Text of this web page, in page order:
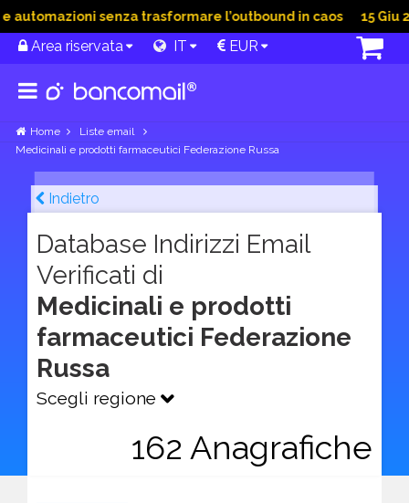
senza trasformare l’outbound in caos 15 Giu
Area riservata IT EUR
Home
Liste email
Medicinali e prodotti farmaceutici Federazione Russa
Indietro
Database Indirizzi Email
Verificati di
Medicinali e prodotti
farmaceutici Federazione
Russa
Scegli regione
162 Anagrafiche